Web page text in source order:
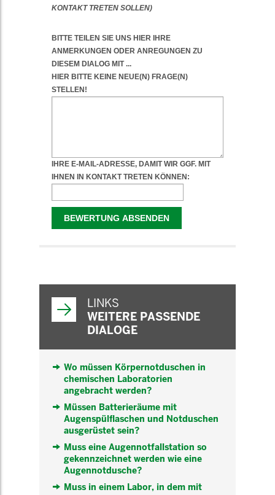
LINKS
WEITERE PASSENDE
DIALOGE
Wo müssen Körpernotduschen in
chemischen Laboratorien
angebracht werden?
Müssen Batterieräume mit
Augenspülflaschen und Notduschen
ausgerüstet sein?
Muss eine Augennotfallstation so
gekennzeichnet werden wie eine
Augennotdusche?
Muss in einem Labor, in dem mit